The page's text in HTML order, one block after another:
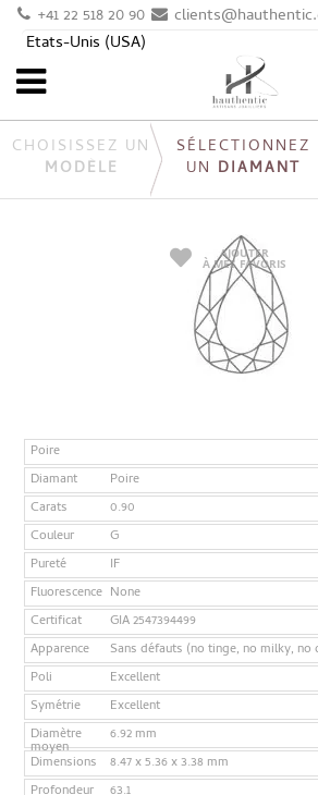
+41 22 518 20 90
CHOISISSEZ UN
MODÈLE
SÉLECTIONNEZ
UN DIAMANT
AJOUTER
À MES FAVORIS
Poire
Diamant
Poire
Carats
0.90
Couleur
G
Pureté
IF
Fluorescence None
Certificat
GIA 2547394499
Apparence
Sans défauts (no tinge, no milky, no
Poli
Excellent
Symétrie
Excellent
Diamètre
moyen
6.92 mm
Dimensions
8.47 x 5.36 x 3.38 mm